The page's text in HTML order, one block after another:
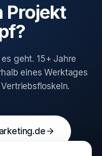
Projekt
geht. 15+ Jahre
eines Werktages